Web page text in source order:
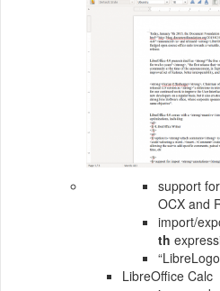
support
OCX and
import/
th
LibreOffice Calc